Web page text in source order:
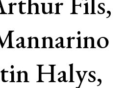
Halys,